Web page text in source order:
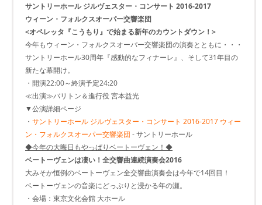
サントリーホール ジルヴェスター・コンサート 2016-2017
ウィーン・フォルクスオーパー交響楽団
<オペレッタ『こうもり』で始まる新年のカウントダウン！>
今年もウィーン・フォルクスオーパー交響楽団の演奏とともに・・・
サントリーホール30周年『感動的なフィナーレ』、そして31年目の
新たな幕開け。
・開演22:00～終演予定24:20
≪出演≫バリトン＆進行役 宮本益光
▼公演詳細ページ
・ サントリーホール ジルヴェスター・コンサート 2016-2017 ウィー
ン・フォルクスオーパー交響楽団 - サントリーホール
◆今年の大晦日もやっぱりベートーヴェン！◆
ベートーヴェンは凄い！全交響曲連続演奏会2016
大みそか恒例のベートーヴェン全交響曲演奏会は今年で14回目！
ベートーヴェンの音楽にどっぷりと浸かる年の瀬。
・会場：東京文化会館 大ホール